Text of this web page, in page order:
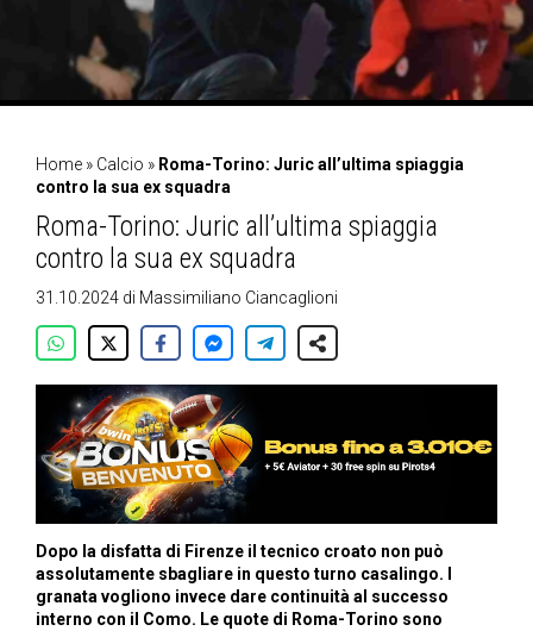
Home » Calcio » Roma-Torino: Juric all’ultima spiaggia
contro la sua ex squadra
Roma-Torino: Juric all’ultima spiaggia
contro la sua ex squadra
31.10.2024 di Massimiliano Ciancaglioni
Dopo la disfatta di Firenze il tecnico croato non può
assolutamente sbagliare in questo turno casalingo. I
granata vogliono invece dare continuità al successo
interno con il Como. Le quote di Roma-Torino sono